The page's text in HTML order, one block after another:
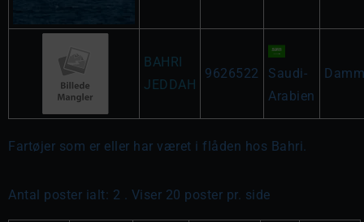
BAHRI
JEDDAH
9626522
Saudi-
Arabien
Fartøjer som er eller har været i flåden hos Bahri.
Antal poster ialt: 2 . Viser 20 poster pr. side